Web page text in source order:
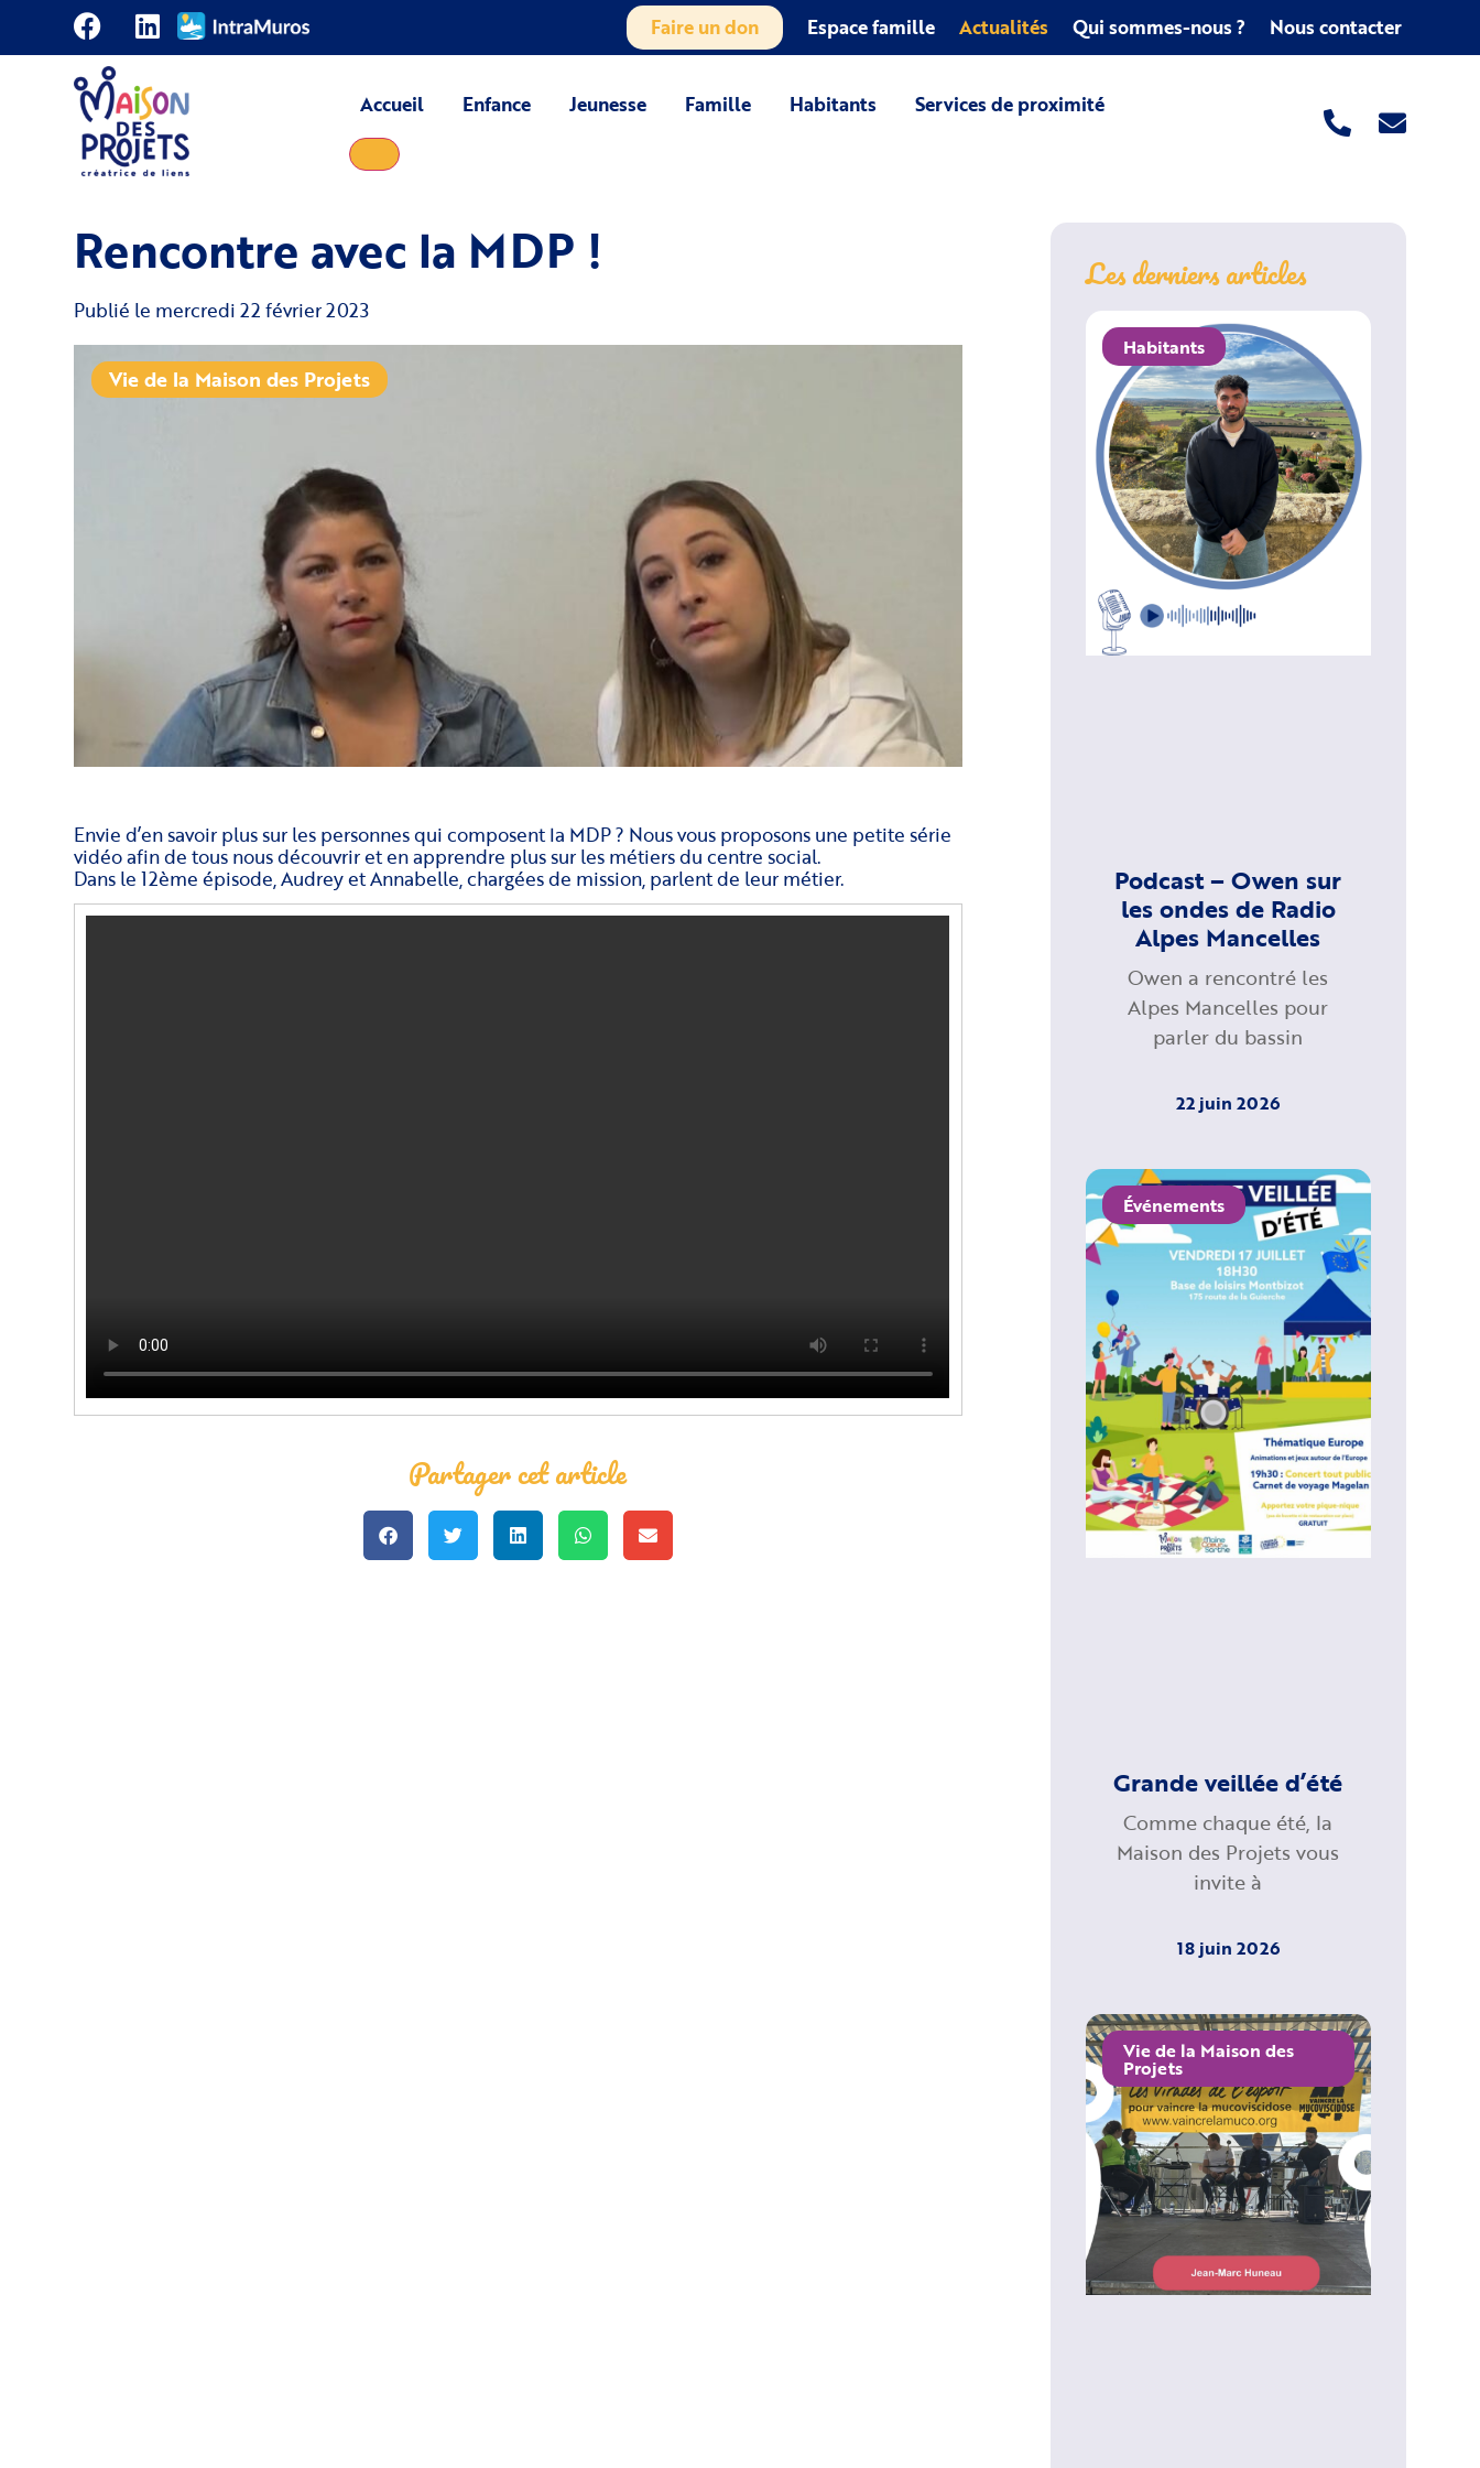
Faire un don Espace famille Actualités Qui sommes-nous ? Nous contacter
Accueil Enfance Jeunesse Famille Habitants Services de proximité
Rencontre avec la MDP !
Publié le mercredi 22 février 2023
Vie de la Maison des Projets
Envie d’en savoir plus sur les personnes qui composent la MDP ? Nous vous proposons une petite série
vidéo afin de tous nous découvrir et en apprendre plus sur les métiers du centre social.
Dans le 12ème épisode, Audrey et Annabelle, chargées de mission, parlent de leur métier.
Partager cet article
Les derniers articles
Habitants
Podcast – Owen sur
les ondes de Radio
Alpes Mancelles
Owen a rencontré les
Alpes Mancelles pour
parler du bassin
22 juin 2026
Événements
Grande veillée d’été
Comme chaque été, la
Maison des Projets vous
invite à
18 juin 2026
Vie de la Maison des
Projets